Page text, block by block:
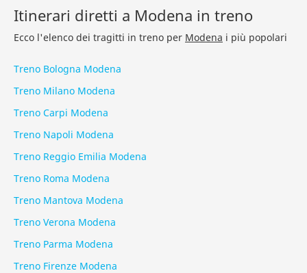
Itinerari diretti a Modena in treno
Ecco l'elenco dei tragitti in treno per Modena i più popolari
Treno Bologna Modena
Treno Milano Modena
Treno Carpi Modena
Treno Napoli Modena
Treno Reggio Emilia Modena
Treno Roma Modena
Treno Mantova Modena
Treno Verona Modena
Treno Parma Modena
Treno Firenze Modena